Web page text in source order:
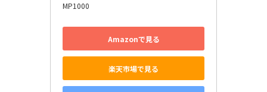
MP1000
Amazonで見る
楽天市場で見る